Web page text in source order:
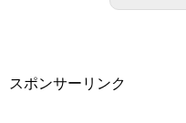
スポンサーリンク